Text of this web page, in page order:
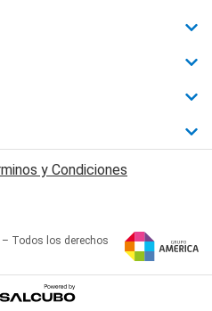
y Condiciones
– Todos los derechos